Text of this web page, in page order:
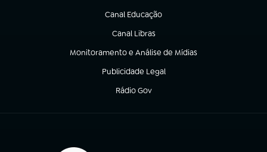
Canal Educação
(abre em nova aba)
Canal Libras
(abre em nova aba)
Monitoramento e Análise de Mídias
(abre em nova aba)
Publicidade Legal
(abre em nova aba)
Rádio Gov
(abre em nova aba)